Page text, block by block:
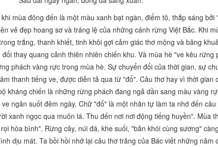
mùa đông đến là một màu xanh bạt ngàn, điểm tô, thắp sáng bởi
vẻ đẹp hoang sơ và tráng lệ của những cánh rừng Việt Bắc. Khi
trắng, thanh khiết, tinh khôi gợi cảm giác thơ mộng và bâng
đổi thay quang cảnh thiên nhiên chiến khu. Và mùa hè"ve kêu rừng
phách vàng rực trong mùa hè. Sự chuyển đổi của thời gian, sự
thanh tiếng ve, được diễn tả qua từ"đổ". Câu thơ hay vì thời gian
kháng chiến là những rừng phách đang ngả dần sang màu vàng
ngân suốt đêm ngày. Chữ"đổ" là một nhãn tự làm ta nhớ đến
xanh ngọc qua muôn lá. Thu đến nơi nơi động tiếng huyền". Mùa
hòa bình". Rừng cây, núi đá, khe suối,"bản khói cùng sương"
dịu mát. Ta bồi hồi nhớ lại câu thơ trăng của Bác viết những năm